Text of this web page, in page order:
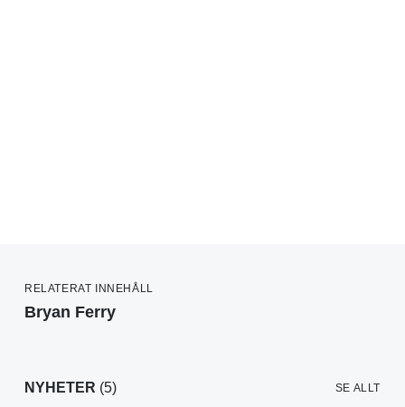
RELATERAT INNEHÅLL
Bryan Ferry
NYHETER (5) SE ALLT